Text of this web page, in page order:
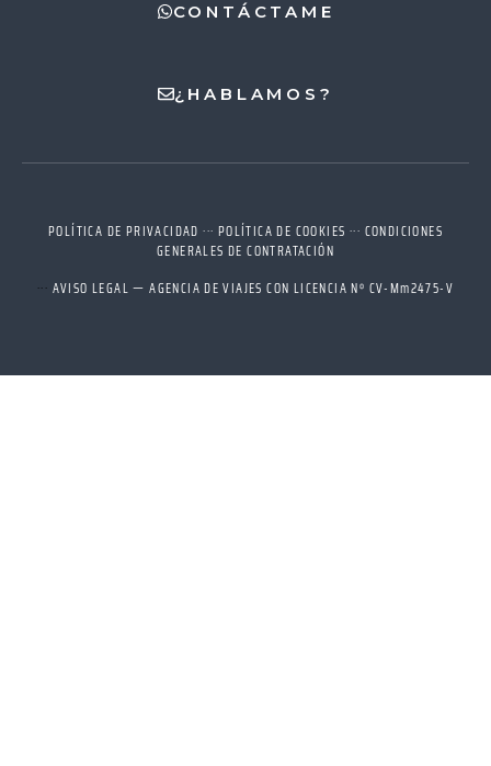
CONTÁCTAME
¿HABLAMOS?
POLÍTICA DE PRIVACIDAD ··· POLÍTICA DE COOKIES ··· CONDICIONES
GENERALES DE CONTRATACIÓN
··· AVISO LEGAL — AGENCIA DE VIAJES CON LICENCIA Nº CV-Mm2475-V